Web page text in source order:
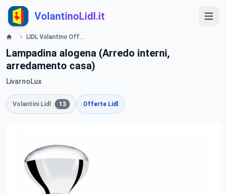
VolantinoLidl.it
LIDL Volantino Offerte e Promozioni - Illuminazione - Offerte valide dall'8 settembre 2016 Lidl
Lampadina alogena (Arredo interni,
arredamento casa)
LivarnoLux
Volantini Lidl 13 Offerte Lidl